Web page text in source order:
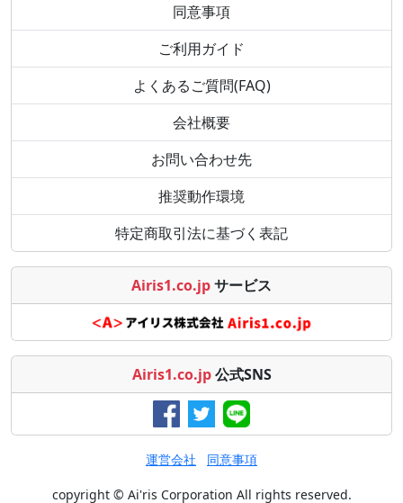
同意事項
ご利用ガイド
よくあるご質問(FAQ)
会社概要
お問い合わせ先
推奨動作環境
特定商取引法に基づく表記
Airis1.co.jpサービス
Airis1.co.jp 公式SNS
運営会社 同意事項
copyright © Ai'ris Corporation All rights reserved.